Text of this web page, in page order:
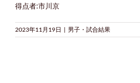
得点者:市川京
2023年11月19日 男子・試合結果